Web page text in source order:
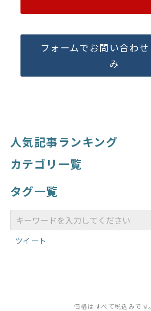
フォームでお問い合わ
み
人気記事ランキング
カテゴリ一覧
タグ一覧
ツイート
価格はすべて税込みです。